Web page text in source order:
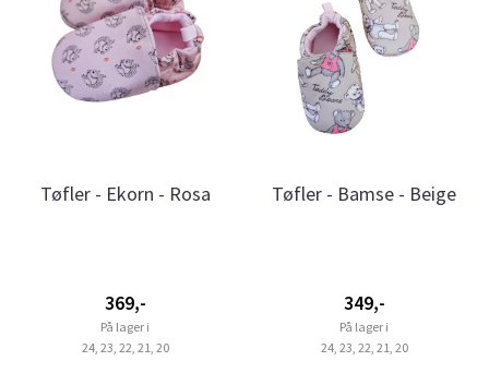
Tøfler - Ekorn - Rosa
369,-
På lager i
24, 23, 22, 21, 20
Tøfler - Bamse - Beige
349,-
På lager i
24, 23, 22, 21, 20